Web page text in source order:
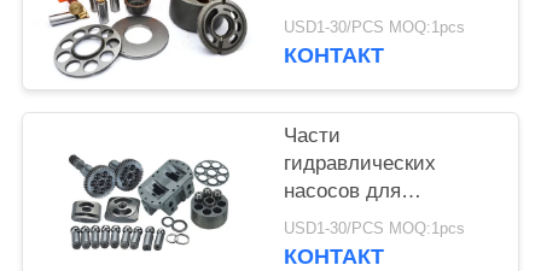
для экскаватора
USD1-30/PCS MOQ:1pcs
КОНТАКТ
Части
гидравлических
насосов для
экскаваторов Hpv35
PC60 Hpv55 PC120
USD1-30/PCS MOQ:1pcs
КОНТАКТ